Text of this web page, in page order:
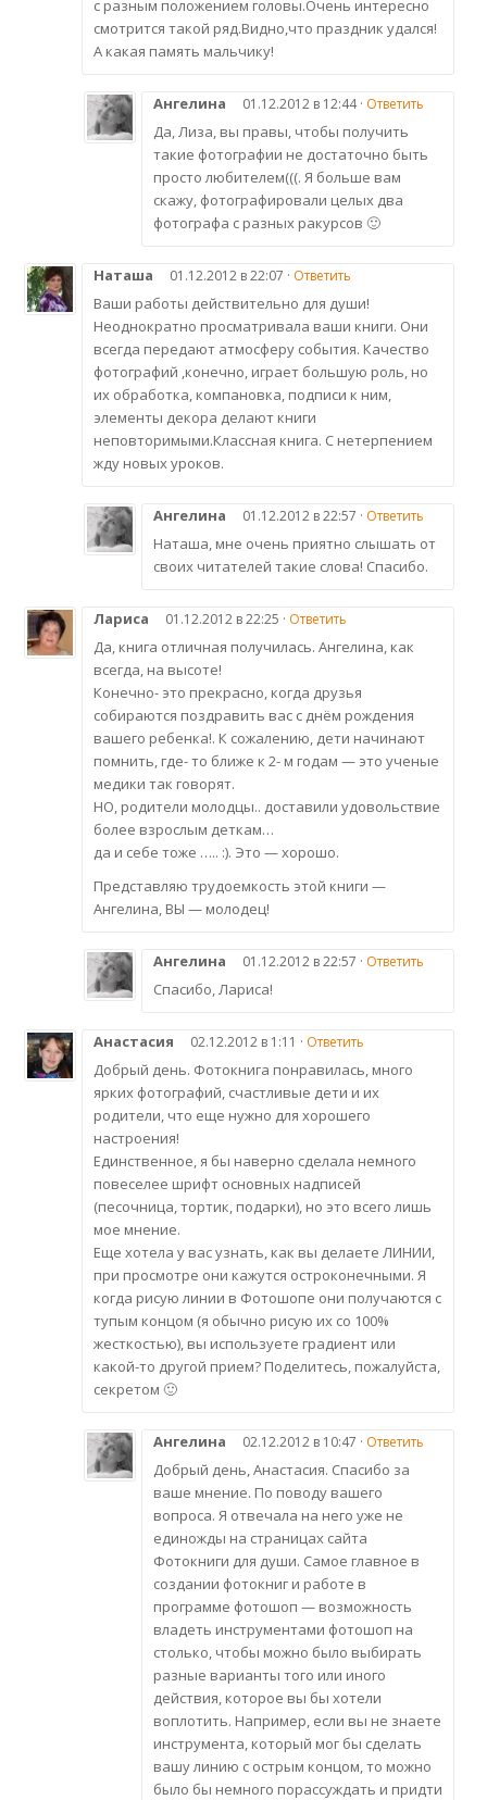
с разным положением головы.Очень интересно
смотрится такой ряд.Видно,что праздник удался!
А какая память мальчику!
Ангелина 01.12.2012 в 12:44 · Ответить
Да, Лиза, вы правы, чтобы получить
такие фотографии не достаточно быть
просто любителем(((. Я больше вам
скажу, фотографировали целых два
фотографа с разных ракурсов 🙂
Наташа 01.12.2012 в 22:07 · Ответить
Ваши работы действительно для души!
Неоднократно просматривала ваши книги. Они
всегда передают атмосферу события. Качество
фотографий ,конечно, играет большую роль, но
их обработка, компановка, подписи к ним,
элементы декора делают книги
неповторимыми.Классная книга. С нетерпением
жду новых уроков.
Ангелина 01.12.2012 в 22:57 · Ответить
Наташа, мне очень приятно слышать от
своих читателей такие слова! Спасибо.
Лариса 01.12.2012 в 22:25 · Ответить
Да, книга отличная получилась. Ангелина, как
всегда, на высоте!
Конечно- это прекрасно, когда друзья
собираются поздравить вас с днём рождения
вашего ребенка!. К сожалению, дети начинают
помнить, где- то ближе к 2- м годам — это ученые
медики так говорят.
НО, родители молодцы.. доставили удовольствие
более взрослым деткам…
да и себе тоже ….. :). Это — хорошо.
Представляю трудоемкость этой книги —
Ангелина, ВЫ — молодец!
Ангелина 01.12.2012 в 22:57 · Ответить
Спасибо, Лариса!
Анастасия 02.12.2012 в 1:11 · Ответить
Добрый день. Фотокнига понравилась, много
ярких фотографий, счастливые дети и их
родители, что еще нужно для хорошего
настроения!
Единственное, я бы наверно сделала немного
повеселее шрифт основных надписей
(песочница, тортик, подарки), но это всего лишь
мое мнение.
Еще хотела у вас узнать, как вы делаете ЛИНИИ,
при просмотре они кажутся остроконечными. Я
когда рисую линии в Фотошопе они получаются с
тупым концом (я обычно рисую их со 100%
жесткостью), вы используете градиент или
какой-то другой прием? Поделитесь, пожалуйста,
секретом 🙂
Ангелина 02.12.2012 в 10:47 · Ответить
Добрый день, Анастасия. Спасибо за
ваше мнение. По поводу вашего
вопроса. Я отвечала на него уже не
единожды на страницах сайта
Фотокниги для души. Самое главное в
создании фотокниг и работе в
программе фотошоп — возможность
владеть инструментами фотошоп на
столько, чтобы можно было выбирать
разные варианты того или иного
действия, которое вы бы хотели
воплотить. Например, если вы не знаете
инструмента, который мог бы сделать
вашу линию с острым концом, то можно
было бы немного порассуждать и придти